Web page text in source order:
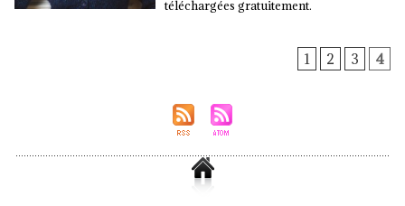
téléchargées gratuitement.
1 2 3 4